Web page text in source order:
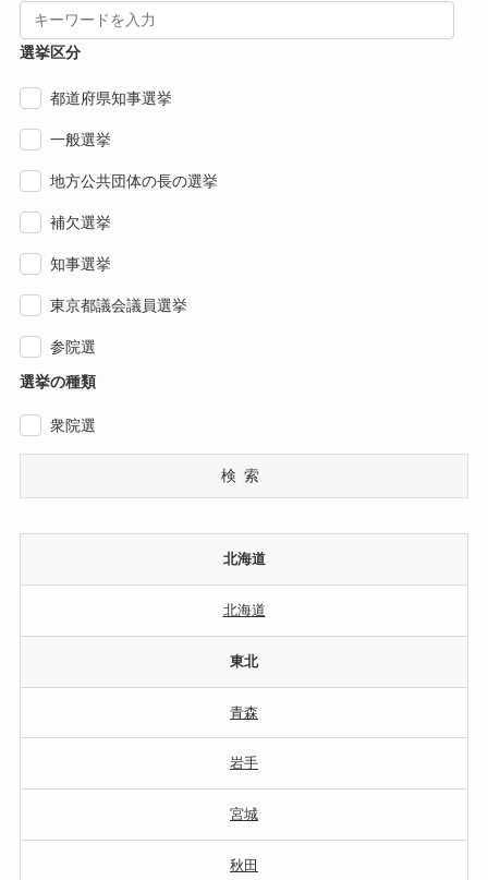
選挙区分
都道府県知事選挙
一般選挙
地方公共団体の長の選挙
補欠選挙
知事選挙
東京都議会議員選挙
参院選
選挙の種類
衆院選
検索
北海道
北海道
東北
青森
岩手
宮城
秋田